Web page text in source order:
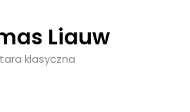
Liauw
klasyczna